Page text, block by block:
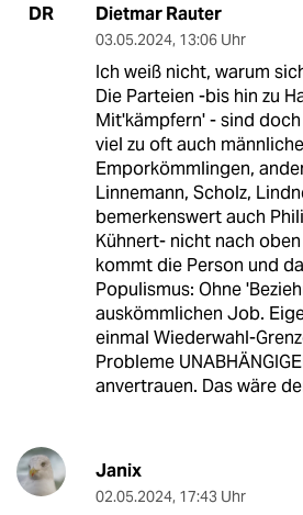
DR Dietmar Rauter
03.05.2024, 13:06 Uhr
Ich weiß nicht, warum
Die Parteien -bis hin zu
Mit'kämpfern' - sind
viel zu oft auch
Emporkömmlingen,
Linnemann, Scholz,
bemerkenswert auch
Kühnert- nicht nach
kommt die Person und
Populismus: Ohne
auskömmlichen Job.
einmal Wiederwahl-
Probleme
anvertrauen. Das wäre
Janix
02.05.2024, 17:43 Uhr